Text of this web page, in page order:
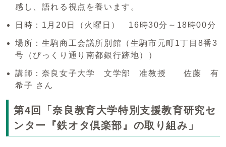
感し、語れる視点を養います。
日時：1月20日（火曜日） 16時30分～18時00分
場所：生駒商工会議所別館（生駒市元町1丁目8番3
号（ぴっくり通り南都銀行跡地））
講師：奈良女子大学 文学部 准教授 佐藤 有
希子 さん
第4回「奈良教育大学特別支援教育研究セ
ンター『鉄オタ倶楽部』の取り組み」